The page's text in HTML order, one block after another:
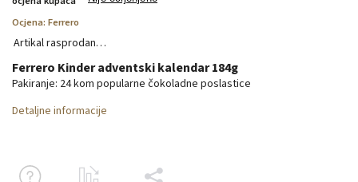
Ocjena: Ferrero
Artikal rasprodan…
Ferrero Kinder adventski kalendar 184g
Pakiranje: 24 kom popularne čokoladne poslastice
Detaljne informacije